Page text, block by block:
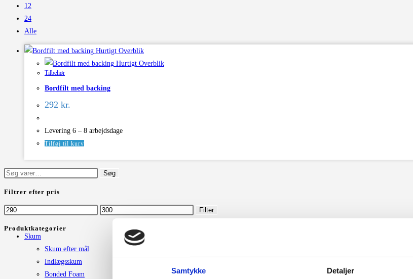
Samtykke Detaljer
12
24
Alle
Hurtigt Overblik
Hurtigt Overblik
Tilbehør
Bordfilt med backing
292 kr.
Levering 6 – 8 arbejdsdage
Tilføj til kurv
Søg
Søg
Filtrer efter pris
Mindste
Højeste
Filter
Produktkategorier
Skum
Skum efter mål
Indlægsskum
Bonded Foam